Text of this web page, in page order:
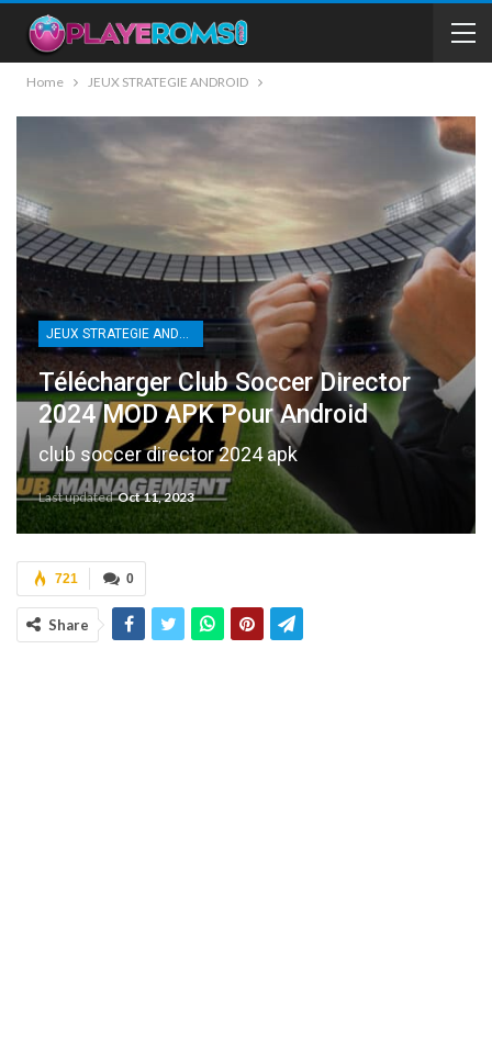
Home JEUX STRATEGIE ANDROID
JEUX STRATEGIE ANDROID
Télécharger Club Soccer Director
2024 MOD APK Pour Android
club soccer director 2024 apk
Last updatedOct 11, 2023
0
721
Share